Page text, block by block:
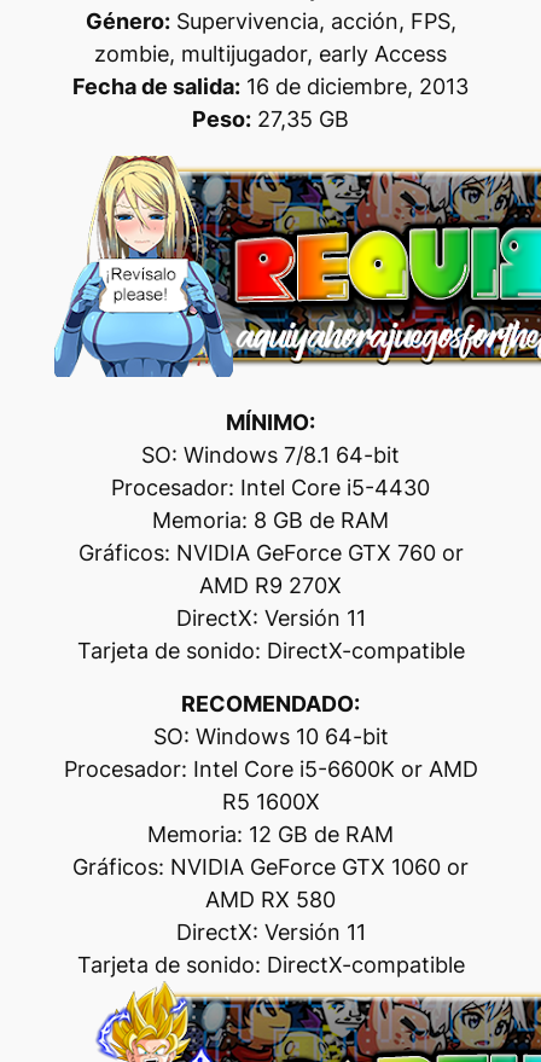
Género:Supervivencia, acción, FPS,
zombie, multijugador, early Access
Fecha de salida: 16 de diciembre, 2013
Peso: 27,35 GB
MÍNIMO:
SO: Windows 7/8.1 64-bit
Procesador: Intel Core i5-4430
Memoria: 8 GB de RAM
Gráficos: NVIDIA GeForce GTX 760 or
AMD R9 270X
DirectX: Versión 11
Tarjeta de sonido: DirectX-compatible
RECOMENDADO:
SO: Windows 10 64-bit
Procesador: Intel Core i5-6600K or AMD
R5 1600X
Memoria: 12 GB de RAM
Gráficos: NVIDIA GeForce GTX 1060 or
AMD RX 580
DirectX: Versión 11
Tarjeta de sonido: DirectX-compatible